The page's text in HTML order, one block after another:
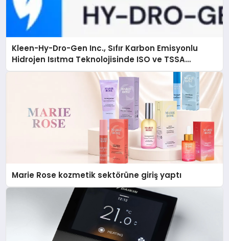
Kleen-Hy-Dro-Gen Inc., Sıfır Karbon Emisyonlu
Hidrojen Isıtma Teknolojisinde ISO ve TSSA
Düzenleyici Onaylarını Aldı
Marie Rose kozmetik sektörüne giriş yaptı